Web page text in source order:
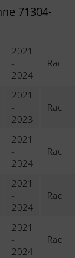
71304-
2021
-
2024
Rac
2021
-
2023
Rac
2021
-
2024
Rac
2021
-
2024
Rac
2021
-
2024
Rac